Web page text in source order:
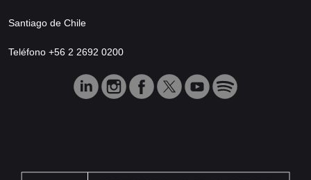
Santiago de Chile
Teléfono +56 2 2692 0200